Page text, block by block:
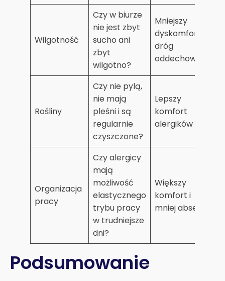
Wilgotność
Czy w biurze
nie jest zbyt
sucho ani
zbyt
wilgotno?
Mniejszy
dyskomfort
dróg
oddechowych
Rośliny
Czy nie pylą,
nie mają
pleśni i są
regularnie
czyszczone?
Lepszy
komfort
alergików
Organizacja
pracy
Czy alergicy
mają
możliwość
elastycznego
trybu pracy
w trudniejsze
dni?
Większy
komfort i
mniej absencji
Podsumowanie